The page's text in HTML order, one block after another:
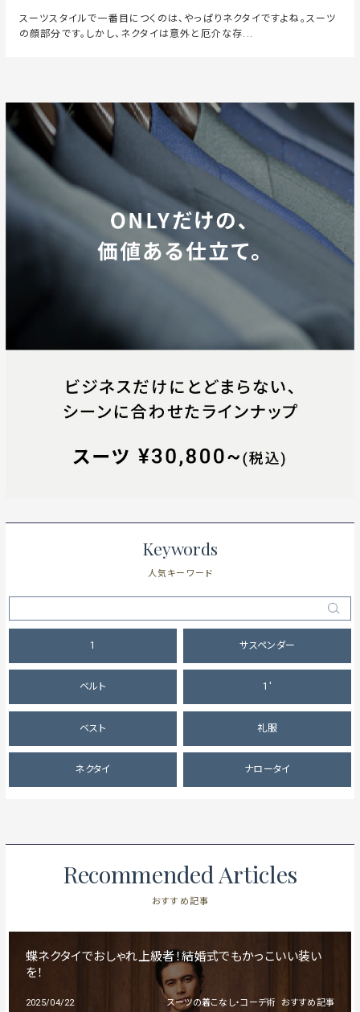
スーツスタイルで一番目につくのは、やっぱりネクタイですよね。スーツ
の顔部分です。しかし、ネクタイは意外と厄介な存...
Keywords
人気キーワード
1 サスペンダー
ベルト 1'
ベスト 礼服
ネクタイ ナロータイ
Recommended Articles
おすすめ記事
蝶ネクタイでおしゃれ上級者！結婚式でもかっこいい装い
を！
2025/04/22 おすすめ記事
スーツの着こなし・コーデ術